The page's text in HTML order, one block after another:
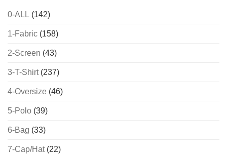
0-ALL (142)
1-Fabric (158)
2-Screen (43)
3-T-Shirt(237)
4-Oversize (46)
5-Polo (39)
6-Bag (33)
7-Cap/Hat(22)